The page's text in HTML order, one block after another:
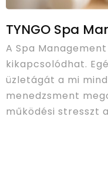
TYNGO Spa
A Spa
kikapcsolódhat.
üzletágát a mi
menedzsment
működési stresszt